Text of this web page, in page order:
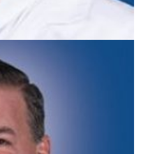
DO
de adicciones